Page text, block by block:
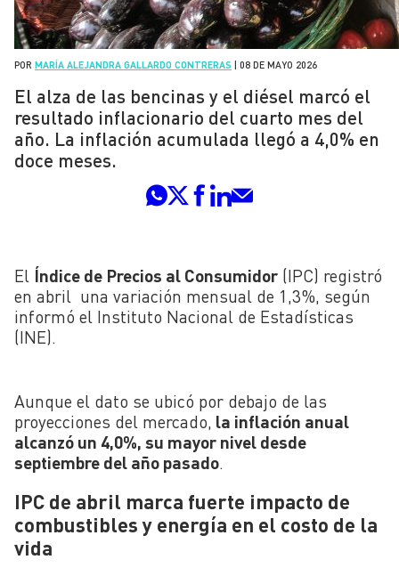
POR MARÍA ALEJANDRA GALLARDO CONTRERAS 08 DE MAYO 2026
El alza de las bencinas y el diésel marcó el
resultado inflacionario del cuarto mes del
año. La inflación acumulada llegó a 4,0% en
doce meses.
El Índice de Precios al Consumidor (IPC) registró
en abril una variación mensual de 1,3%, según
informó el Instituto Nacional de Estadísticas
(INE).
Aunque el dato se ubicó por debajo de las
proyecciones del mercado, la inflación anual
alcanzó un 4,0%, su mayor nivel desde
septiembre del año pasado.
IPC de abril marca fuerte impacto de
combustibles y energía en el costo de la
vida